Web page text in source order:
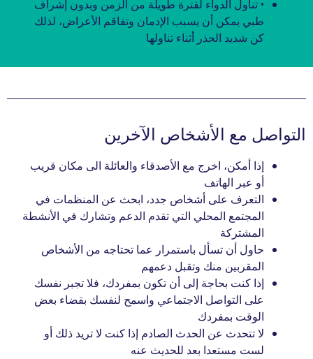
• تناول الدواء لفترة طويلة من الزمن وبدون إشراف
طبي يمكن أن يسبب الإدمان وتفاقم الأعراض، لذلك
كن شديد الحذر أثناء تناولها
التواصل مع الأشخاص الآخرين
إذا أمكن، اخرج مع الأصدقاء والعائلة الى مكان قريب
أو عبر الهاتف
التعرف على أشخاص جدد، ابحث عن المنظمات في
المجتمع المحلي التي تقدم الدعم وتشارك في الأنشطة
المشتركة
حاول أن تسأل باستمرار عما تحتاجه من الأشخاص
المقربين منك وتقبل دعمهم
إذا كنت بحاجة إلى أن تكون بمفردك، فلا تجبر نفسك
على التواصل الاجتماعي واسمح لنفسك بقضاء بعض
الوقت بمفردك
لا تتحدث عن الحدث الصادم إذا كنت لا تريد ذلك أو
لست مستعدا بعد للحديث عنه